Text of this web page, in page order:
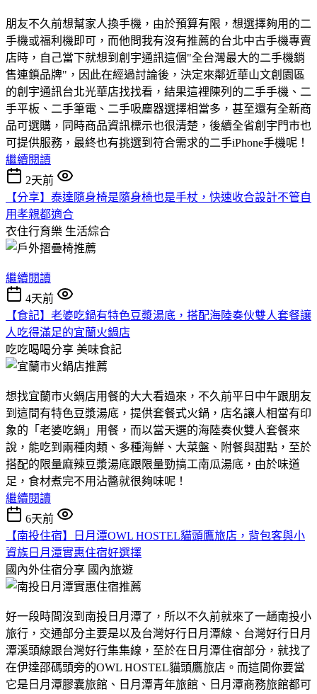
朋友不久前想幫家人換手機，由於預算有限，想選擇夠用的二
手機或福利機即可，而他問我有沒有推薦的台北中古手機專賣
店時，自己當下就想到創宇通訊這個"全台灣最大的二手機銷
售連鎖品牌"，因此在經過討論後，決定來鄰近華山文創園區
的創宇通訊台北光華店找找看，結果這裡陳列的二手手機、二
手平板、二手筆電、二手吸塵器選擇相當多，甚至還有全新商
品可選購，同時商品資訊標示也很清楚，後續全省創宇門市也
可提供服務，最終也有挑選到符合需求的二手iPhone手機呢！
繼續閱讀
2天前
【分享】泰達隨身椅是隨身椅也是手杖，快速收合設計不管自
用孝親都適合
衣住行育樂 生活綜合
繼續閱讀
4天前
【食記】老婆吃鍋有特色豆漿湯底，搭配海陸奏伙雙人套餐讓
人吃得滿足的宜蘭火鍋店
吃吃喝喝分享 美味食記
想找宜蘭市火鍋店用餐的大大看過來，不久前平日中午跟朋友
到這間有特色豆漿湯底，提供套餐式火鍋，店名讓人相當有印
象的「老婆吃鍋」用餐，而以當天選的海陸奏伙雙人套餐來
說，能吃到兩種肉類、多種海鮮、大菜盤、附餐與甜點，至於
搭配的限量麻辣豆漿湯底跟限量勁搞工南瓜湯底，由於味道
足，食材煮完不用沾醬就很夠味呢！
繼續閱讀
6天前
【南投住宿】日月潭OWL HOSTEL貓頭鷹旅店，背包客與小
資族日月潭實惠住宿好選擇
國內外住宿分享 國內旅遊
好一段時間沒到南投日月潭了，所以不久前就來了一趟南投小
旅行，交通部分主要是以及台灣好行日月潭線、台灣好行日月
潭溪頭線跟台灣好行集集線，至於在日月潭住宿部分，就找了
在伊達邵碼頭旁的OWL HOSTEL貓頭鷹旅店。而這間你要當
它是日月潭膠囊旅館、日月潭青年旅館、日月潭商務旅館都可